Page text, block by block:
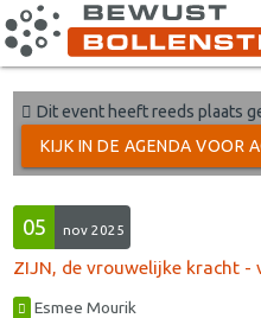
Dit event heeft reeds plaats
KIJK IN DE AGENDA VOOR
05 nov 2025
ZIJN, de vrouwelijke kracht -
Esmee Mourik